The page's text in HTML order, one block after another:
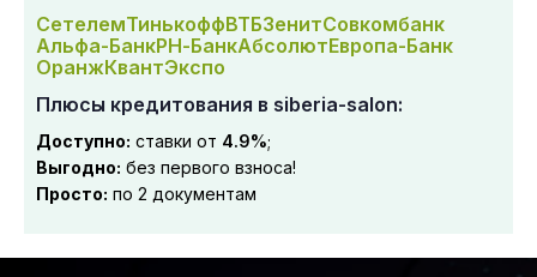
СетелемТинькоффВТБЗенитСовкомбанк
Альфа-БанкРН-БанкАбсолютЕвропа-Банк
ОранжКвантЭкспо
Плюсы кредитования в siberia-salon:
Доступно: ставки от 4.9%;
Выгодно: без первого взноса!
Просто: по 2 документам